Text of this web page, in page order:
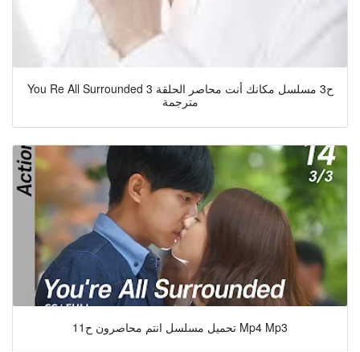
You Re All Surrounded ح3 مسلسل مكانك أنت محاصر الحلقة 3
مترجمة
تحميل مسلسل انتم محاصرون ح11 Mp4 Mp3